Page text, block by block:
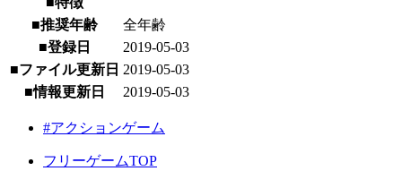
■推奨年齢
全年齢
■登録日
2019-05-03
■ファイル更新日 2019-05-03
■情報更新日
2019-05-03
#アクションゲーム
フリーゲームTOP